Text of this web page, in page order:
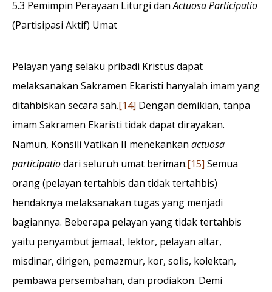
5.3 Pemimpin Perayaan Liturgi danActuosa Participatio
(Partisipasi Aktif) Umat
Pelayan yang selaku pribadi Kristus dapat
melaksanakan Sakramen Ekaristi hanyalah imam yang
ditahbiskan secara sah.[14] Dengan demikian, tanpa
imam Sakramen Ekaristi tidak dapat dirayakan.
Namun, Konsili Vatikan II menekankan actuosa
participatiodari seluruh umat beriman.[15] Semua
orang (pelayan tertahbis dan tidak tertahbis)
hendaknya melaksanakan tugas yang menjadi
bagiannya. Beberapa pelayan yang tidak tertahbis
yaitu penyambut jemaat, lektor, pelayan altar,
misdinar, dirigen, pemazmur, kor, solis, kolektan,
pembawa persembahan, dan prodiakon. Demi